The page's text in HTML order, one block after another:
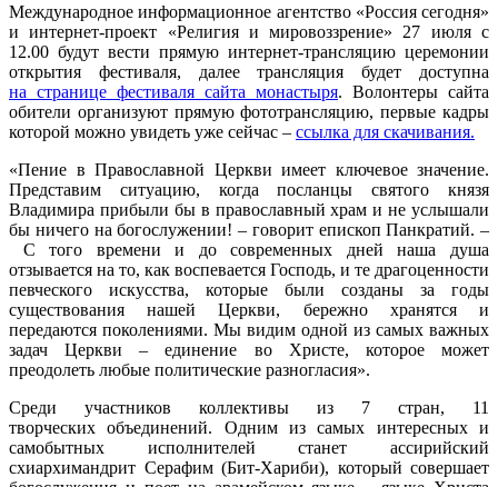
Международное информационное агентство «Россия сегодня»
и интернет-проект «Религия и мировоззрение» 27 июля с
12.00 будут вести прямую интернет-трансляцию церемонии
открытия фестиваля, далее трансляция будет доступна
на странице фестиваля сайта монастыря. Волонтеры сайта
обители организуют прямую фототрансляцию, первые кадры
которой можно увидеть уже сейчас – ссылка для скачивания.
«Пение в Православной Церкви имеет ключевое значение.
Представим ситуацию, когда посланцы святого князя
Владимира прибыли бы в православный храм и не услышали
бы ничего на богослужении! – говорит епископ Панкратий. –
С того времени и до современных дней наша душа
отзывается на то, как воспевается Господь, и те драгоценности
певческого искусства, которые были созданы за годы
существования нашей Церкви, бережно хранятся и
передаются поколениями. Мы видим одной из самых важных
задач Церкви – единение во Христе, которое может
преодолеть любые политические разногласия».
Среди участников коллективы из 7 стран, 11
творческих объединений. Одним из самых интересных и
самобытных исполнителей станет ассирийский
схиархимандрит Серафим (Бит-Хариби), который совершает